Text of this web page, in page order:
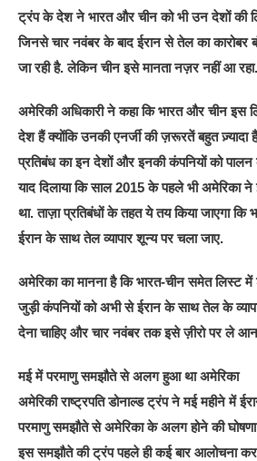
ट्रंप के देश ने भारत और चीन को भी उन देशों की
जिनसे चार नवंबर के बाद ईरान से तेल का कारोबर
जा रही है. लेकिन चीन इसे मानता नज़र नहीं आ रहा.
अमेरिकी अधिकारी ने कहा कि भारत और चीन
देश हैं क्योंकि उनकी एनर्जी की ज़रूरतें बहुत ज़्यादा
प्रतिबंध का इन देशों और इनकी कंपनियों को पालन
याद दिलाया कि साल 2015 के पहले भी अमेरिका
था. ताज़ा प्रतिबंधों के तहत ये तय किया जाएगा
ईरान के साथ तेल व्यापार शून्य पर चला जाए.
अमेरिका का मानना है कि भारत-चीन समेत लिस्ट
जुड़ी कंपनियों को अभी से ईरान के साथ तेल के
देना चाहिए और चार नवंबर तक इसे ज़ीरो पर ले
मई में परमाणु समझौते से अलग हुआ था अमेरिका
अमेरिकी राष्ट्रपति डोनाल्ड ट्रंप ने मई महीने में
परमाणु समझौते से अमेरिका के अलग होने की
इस समझौते की ट्रंप पहले ही कई बार आलोचना